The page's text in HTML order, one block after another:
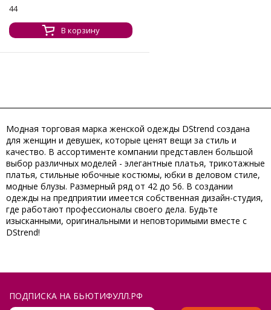
44
В корзину
Модная торговая марка женской одежды DStrend создана
для женщин и девушек, которые ценят вещи за стиль и
качество. В ассортименте компании представлен большой
выбор различных моделей - элегантные платья, трикотажные
платья, стильные юбочные костюмы, юбки в деловом стиле,
модные блузы. Размерный ряд от 42 до 56. В создании
одежды на предприятии имеется собственная дизайн-студия,
где работают профессионалы своего дела. Будьте
изысканными, оригинальными и неповторимыми вместе с
DStrend!
ПОДПИСКА НА БЬЮТИФУЛЛ.РФ